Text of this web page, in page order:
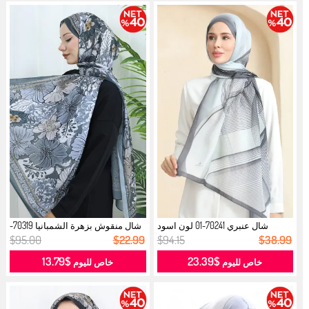
شال عنبري 70241-01 لون اسود
فحمي...
$94.15 $38.99
خاص لليوم $23.39
شال منقوش بزهرة الشمبانيا 70319-
15 ...
$95.00 $22.99
خاص لليوم $13.79